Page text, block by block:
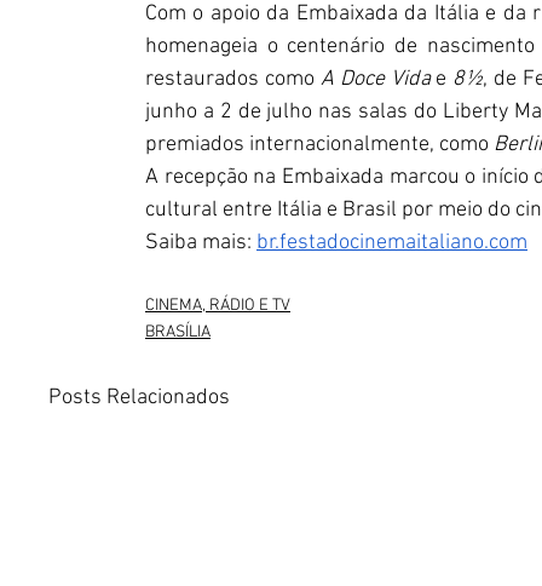
Com o apoio da Embaixada da Itália e
homenageia o centenário de
restaurados como A Doce Vida e 8½, de
junho a 2 de julho nas salas do Liberty
premiados internacionalmente, como
A recepção na Embaixada marcou o
cultural entre Itália e Brasil por meio do
Saiba mais: br.festadocinemaitaliano.com
CINEMA, RÁDIO E TV
BRASÍLIA
Posts Relacionados